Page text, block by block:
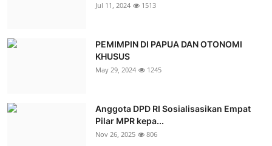
Jul 11, 2024 1513
PEMIMPIN DI PAPUA DAN OTONOMI
KHUSUS
May 29, 2024 1245
Anggota DPD RI Sosialisasikan Empat
Pilar MPR kepa...
Nov 26, 2025 806